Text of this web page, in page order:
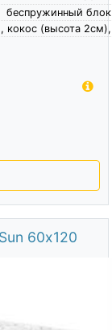
беспружинный блок
кокос (высота 2см),
60х120